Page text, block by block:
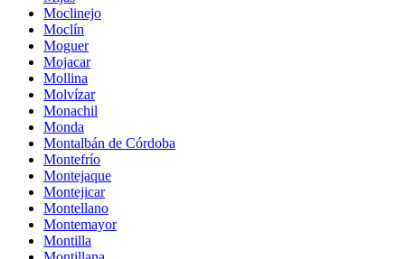
Moclinejo
Moclín
Moguer
Mojacar
Mollina
Molvízar
Monachil
Monda
Montalbán de Córdoba
Montefrío
Montejaque
Montejicar
Montellano
Montemayor
Montilla